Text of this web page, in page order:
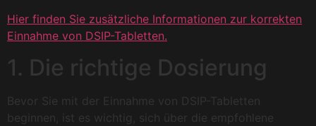
Hier finden Sie zusätzliche Informationen zur korrekten
Einnahme von DSIP-Tabletten.
1. Die richtige Dosierung
Bevor Sie mit der Einnahme von DSIP-Tabletten
beginnen, ist es wichtig, sich über die empfohlene